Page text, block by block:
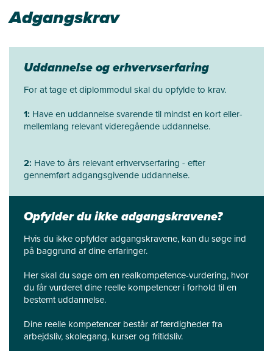
Adgangskrav
Uddannelse og erhvervserfaring
For at tage et diplommodul skal du opfylde to krav.
1: Have en uddannelse svarende til mindst en kort eller-
mellemlang relevant videregående uddannelse.
2: Have to års relevant erhvervserfaring - efter
gennemført adgangsgivende uddannelse.
Opfylder du ikke adgangskravene?
Hvis du ikke opfylder adgangskravene, kan du søge ind
på baggrund af dine erfaringer.
Her skal du søge om en realkompetence-vurdering, hvor
du får vurderet dine reelle kompetencer i forhold til en
bestemt uddannelse.
Dine reelle kompetencer består af færdigheder fra
arbejdsliv, skolegang, kurser og fritidsliv.